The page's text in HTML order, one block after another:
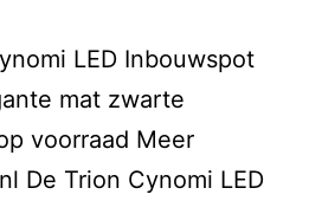
LED Inbouwspot
mat zwarte
voorraad Meer
De Trion Cynomi LED